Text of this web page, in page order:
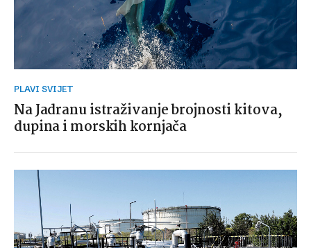
PLAVI SVIJET
Na Jadranu istraživanje brojnosti kitova,
dupina i morskih kornjača